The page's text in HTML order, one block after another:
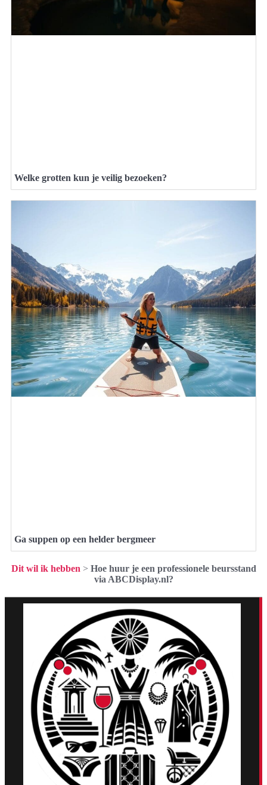
Welke grotten kun je veilig bezoeken?
Ga suppen op een helder bergmeer
Dit wil ik hebben > Hoe huur je een professionele beursstand
via ABCDisplay.nl?